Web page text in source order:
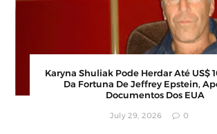
Karyna Shuliak Pode Herdar Até US$
Da Fortuna De Jeffrey Epstein,
Documentos Dos EUA
July 29, 2026 0